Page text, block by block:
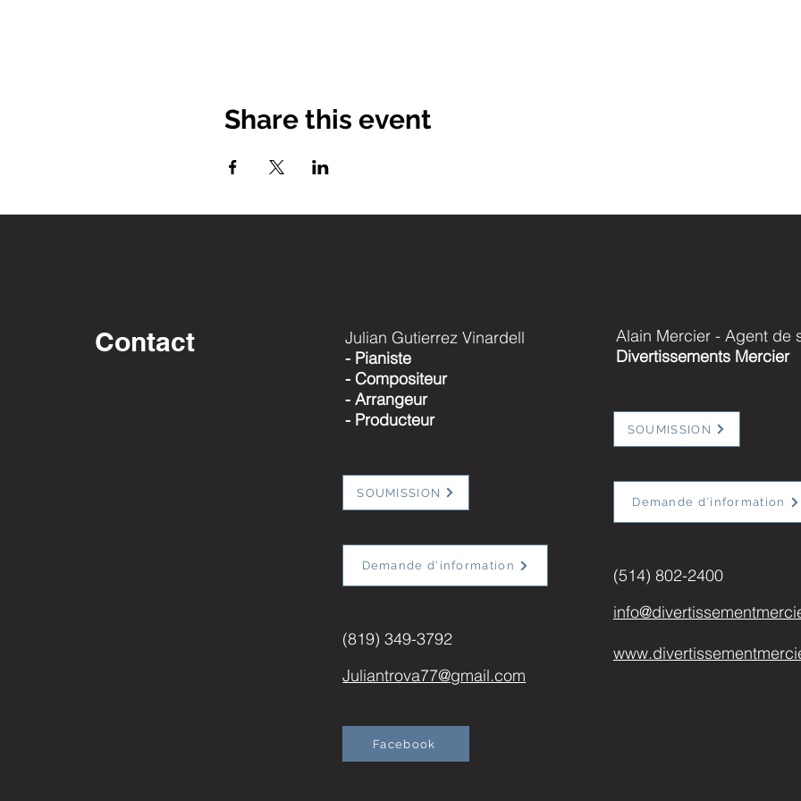
Share this event
Contact
Julian Gutierrez Vinardell
- Pianiste
- Compositeur
- Arrangeur
- Producteur
SOUMISSION
Demande d'information
(819) 349-3792
Juliantrova77@gmail.com
Facebook
Alain Mercier - Agent de
Divertissements Mercier
SOUMISSION
Demande d'information
(514) 802-2400